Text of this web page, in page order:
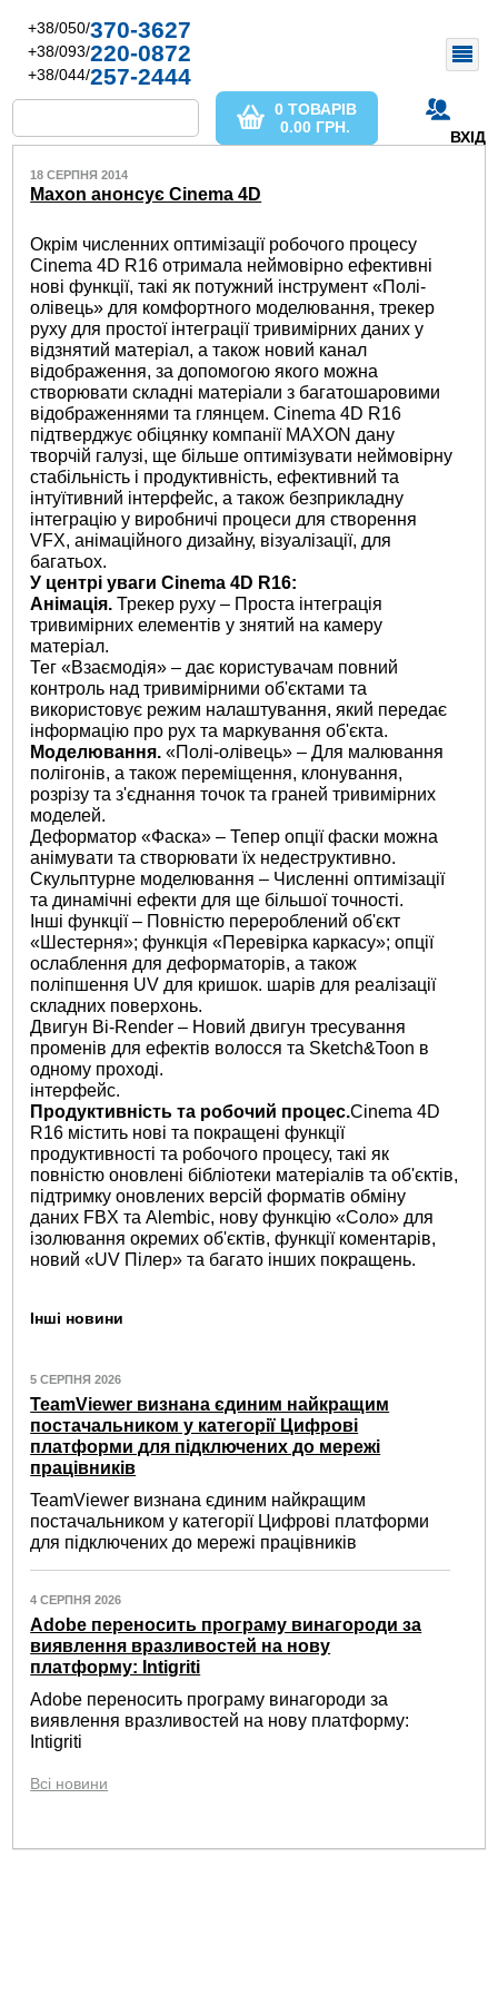
+38/050/370-3627
+38/093/220-0872
+38/044/257-2444
ВХІД
0 ТОВАРІВ
0.00 ГРН.
18 СЕРПНЯ 2014
Maxon анонсує Cinema 4D
Окрім численних оптимізації робочого процесу
Cinema 4D R16 отримала неймовірно ефективні
нові функції, такі як потужний інструмент «Полі-
олівець» для комфортного моделювання, трекер
руху для простої інтеграції тривимірних даних у
відзнятий матеріал, а також новий канал
відображення, за допомогою якого можна
створювати складні матеріали з багатошаровими
відображеннями та глянцем. Cinema 4D R16
підтверджує обіцянку компанії MAXON дану
творчій галузі, ще більше оптимізувати неймовірну
стабільність і продуктивність, ефективний та
інтуїтивний інтерфейс, а також безприкладну
інтеграцію у виробничі процеси для створення
VFX, анімаційного дизайну, візуалізації, для
багатьох.
У центрі уваги Cinema 4D R16:
Анімація.Трекер руху – Проста інтеграція
тривимірних елементів у знятий на камеру
матеріал.
Тег «Взаємодія» – дає користувачам повний
контроль над тривимірними об'єктами та
використовує режим налаштування, який передає
інформацію про рух та маркування об'єкта.
Моделювання. «Полі-олівець» – Для малювання
полігонів, а також переміщення, клонування,
розрізу та з'єднання точок та граней тривимірних
моделей.
Деформатор «Фаска» – Тепер опції фаски можна
анімувати та створювати їх недеструктивно.
Скульптурне моделювання – Численні оптимізації
та динамічні ефекти для ще більшої точності.
Інші функції – Повністю перероблений об'єкт
«Шестерня»; функція «Перевірка каркасу»; опції
ослаблення для деформаторів, а також
поліпшення UV для кришок. шарів для реалізації
складних поверхонь.
Двигун Bi-Render – Новий двигун тресування
променів для ефектів волосся та Sketch&Toon в
одному проході.
інтерфейс.
Продуктивність та робочий процес.Cinema 4D
R16 містить нові та покращені функції
продуктивності та робочого процесу, такі як
повністю оновлені бібліотеки матеріалів та об'єктів,
підтримку оновлених версій форматів обміну
даних FBX та Alembic, нову функцію «Соло» для
ізолювання окремих об'єктів, функції коментарів,
новий «UV Пілер» та багато інших покращень.
Інші новини
5 СЕРПНЯ 2026
TeamViewer визнана єдиним найкращим
постачальником у категорії Цифрові
платформи для підключених до мережі
працівників
TeamViewer визнана єдиним найкращим
постачальником у категорії Цифрові платформи
для підключених до мережі працівників
4 СЕРПНЯ 2026
Adobe переносить програму винагороди за
виявлення вразливостей на нову
платформу: Intigriti
Adobe переносить програму винагороди за
виявлення вразливостей на нову платформу:
Intigriti
Всі новини